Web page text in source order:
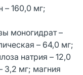
– 160,0 мг;
моногидрат –
– 64,0 мг;
натрия – 12,0
3,2 мг; магния